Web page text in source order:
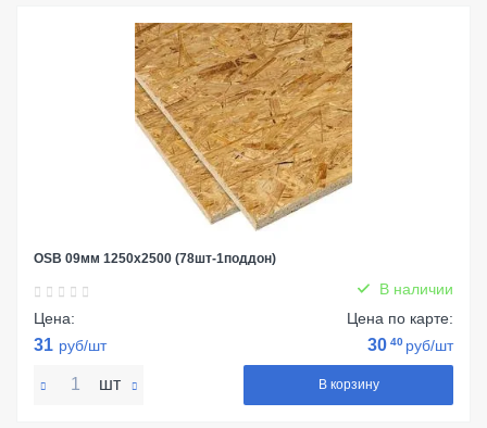
OSB 09мм 1250х2500 (78шт-1поддон)
В наличии
Цена:
31 руб/шт
Цена по карте:
30 40 руб/шт
шт В корзину